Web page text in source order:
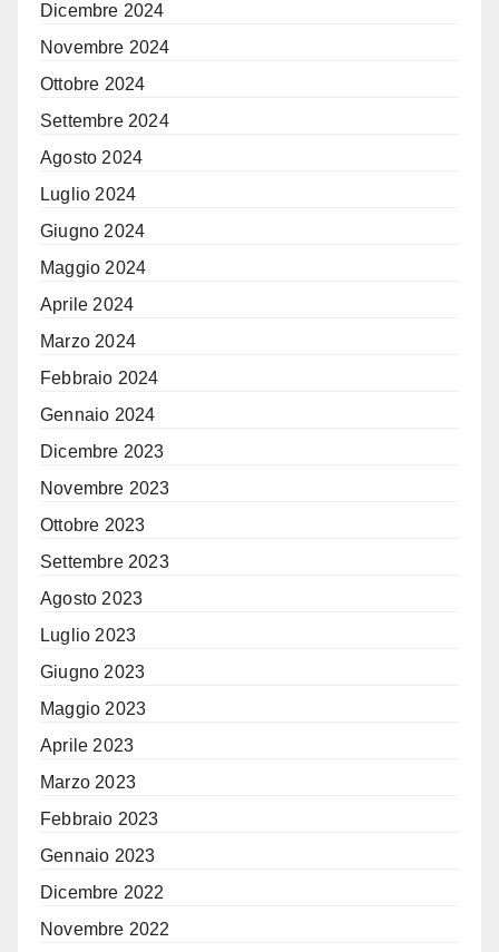
Dicembre 2024
Novembre 2024
Ottobre 2024
Settembre 2024
Agosto 2024
Luglio 2024
Giugno 2024
Maggio 2024
Aprile 2024
Marzo 2024
Febbraio 2024
Gennaio 2024
Dicembre 2023
Novembre 2023
Ottobre 2023
Settembre 2023
Agosto 2023
Luglio 2023
Giugno 2023
Maggio 2023
Aprile 2023
Marzo 2023
Febbraio 2023
Gennaio 2023
Dicembre 2022
Novembre 2022